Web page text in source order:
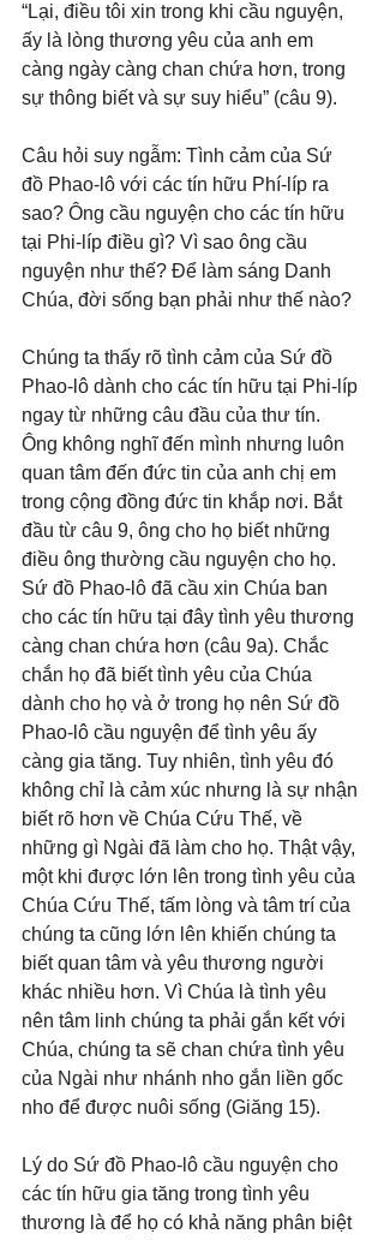
“Lại, điều tôi xin trong khi cầu nguyện,
ấy là lòng thương yêu của anh em
càng ngày càng chan chứa hơn, trong
sự thông biết và sự suy hiểu” (câu 9).
Câu hỏi suy ngẫm: Tình cảm của Sứ
đồ Phao-lô với các tín hữu Phí-líp ra
sao? Ông cầu nguyện cho các tín hữu
tại Phi-líp điều gì? Vì sao ông cầu
nguyện như thế? Để làm sáng Danh
Chúa, đời sống bạn phải như thế nào?
Chúng ta thấy rõ tình cảm của Sứ đồ
Phao-lô dành cho các tín hữu tại Phi-líp
ngay từ những câu đầu của thư tín.
Ông không nghĩ đến mình nhưng luôn
quan tâm đến đức tin của anh chị em
trong cộng đồng đức tin khắp nơi. Bắt
đầu từ câu 9, ông cho họ biết những
điều ông thường cầu nguyện cho họ.
Sứ đồ Phao-lô đã cầu xin Chúa ban
cho các tín hữu tại đây tình yêu thương
càng chan chứa hơn (câu 9a). Chắc
chắn họ đã biết tình yêu của Chúa
dành cho họ và ở trong họ nên Sứ đồ
Phao-lô cầu nguyện để tình yêu ấy
càng gia tăng. Tuy nhiên, tình yêu đó
không chỉ là cảm xúc nhưng là sự nhận
biết rõ hơn về Chúa Cứu Thế, về
những gì Ngài đã làm cho họ. Thật vậy,
một khi được lớn lên trong tình yêu của
Chúa Cứu Thế, tấm lòng và tâm trí của
chúng ta cũng lớn lên khiến chúng ta
biết quan tâm và yêu thương người
khác nhiều hơn. Vì Chúa là tình yêu
nên tâm linh chúng ta phải gắn kết với
Chúa, chúng ta sẽ chan chứa tình yêu
của Ngài như nhánh nho gắn liền gốc
nho để được nuôi sống (Giăng 15).
Lý do Sứ đồ Phao-lô cầu nguyện cho
các tín hữu gia tăng trong tình yêu
thương là để họ có khả năng phân biệt